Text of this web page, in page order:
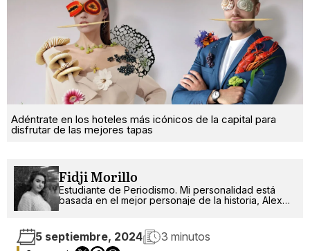
Adéntrate en los hoteles más icónicos de la capital para
disfrutar de las mejores tapas
Fidji Morillo
Estudiante de Periodismo. Mi personalidad está
basada en el mejor personaje de la historia, Alex
5 septiembre, 2024 3 minutos